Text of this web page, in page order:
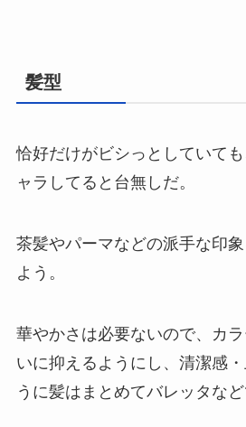
髪型
恰好だけがビシっとしていて
ャラしてると台無しだ。
茶髪やパーマなどの派手な印
よう。
華やかさは必要ないので、カ
いに抑えるようにし、清潔感
うに髪はまとめてバレッタなど